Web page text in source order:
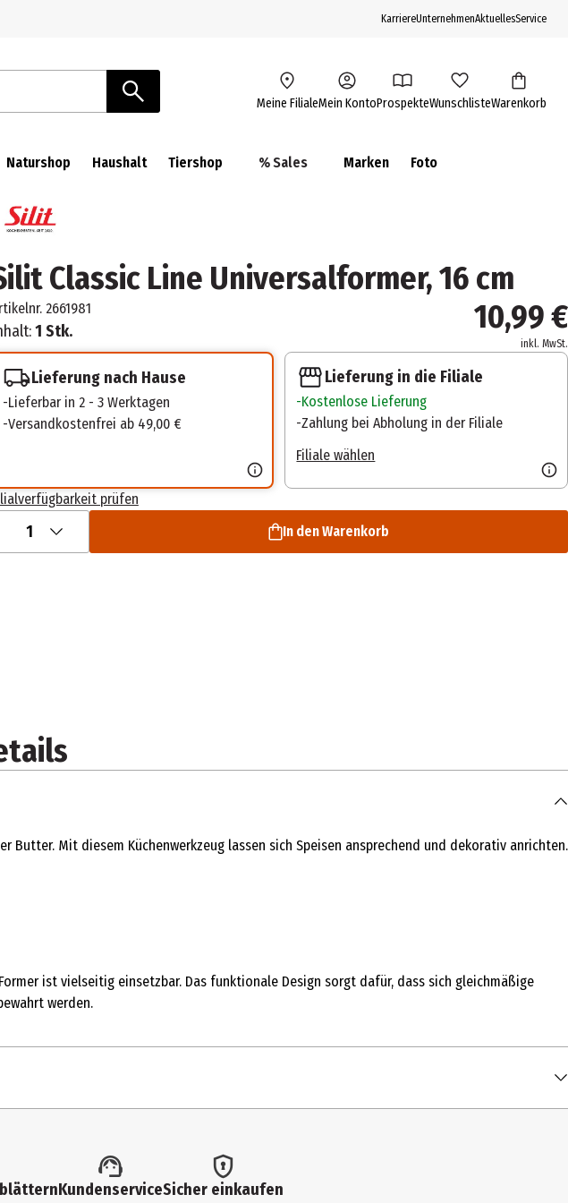
KarriereUnternehmenAktuellesService
Meine FilialeMein KontoProspekteWunschlisteWarenkorb
Naturshop Haushalt Tiershop % Sales Marken Foto
Classic Line Universalformer, 16 cm
2661981
1 Stk. 10,99 €
inkl. MwSt.
Lieferung nach Hause
Lieferbar in 2 - 3 Werktagen
Versandkostenfrei ab 49,00 €
Lieferung in die Filiale
Kostenlose Lieferung
Zahlung bei Abholung in der Filiale
Filiale wählen
prüfen
1 In den Warenkorb
Butter. Mit diesem Küchenwerkzeug lassen sich Speisen ansprechend und dekorativ anrichten.
ist vielseitig einsetzbar. Das funktionale Design sorgt dafür, dass sich gleichmäßige
werden.
KundenserviceSicher einkaufen